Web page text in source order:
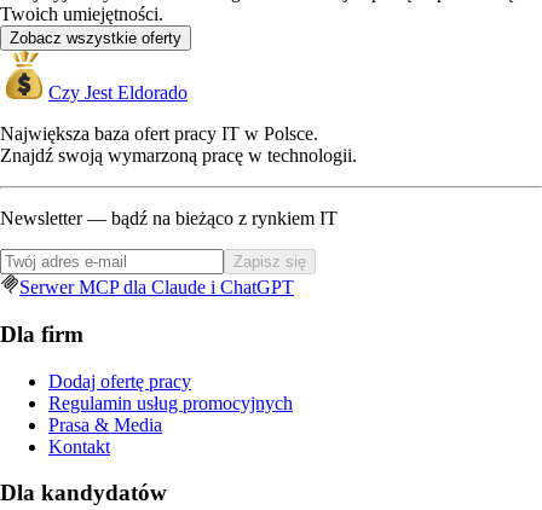
Twoich umiejętności.
Zobacz wszystkie oferty
Czy Jest Eldorado
Największa baza ofert pracy IT w Polsce.
Znajdź swoją wymarzoną pracę w technologii.
Newsletter — bądź na bieżąco z rynkiem IT
Zapisz się
Serwer MCP dla Claude i ChatGPT
Dla firm
Dodaj ofertę pracy
Regulamin usług promocyjnych
Prasa & Media
Kontakt
Dla kandydatów